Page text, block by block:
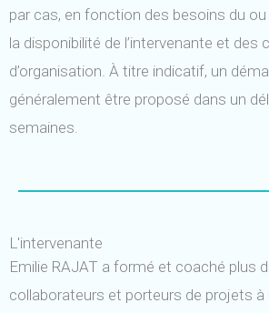
par cas, en fonction des besoins du
la disponibilité de l’intervenante et des
d’organisation. À titre indicatif, un
généralement être proposé dans un
semaines.
L'intervenante
Emilie RAJAT a formé et coaché plus
collaborateurs et porteurs de projets à